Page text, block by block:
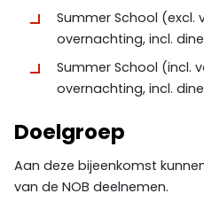
Summer School (excl.
overnachting, incl.
Summer School (incl.
overnachting, incl.
Doelgroep
Aan deze bijeenkomst
van de NOB deelnemen.